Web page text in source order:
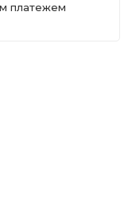
платежем